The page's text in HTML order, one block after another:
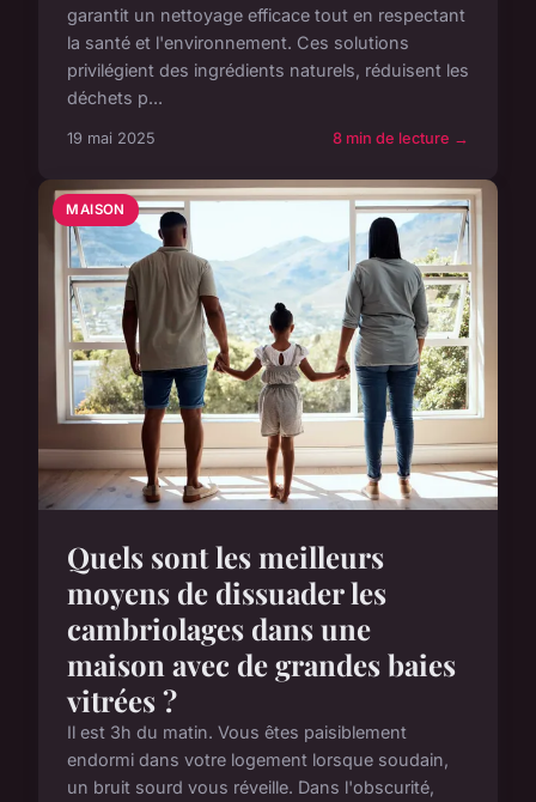
garantit un nettoyage efficace tout en respectant
la santé et l'environnement. Ces solutions
privilégient des ingrédients naturels, réduisent les
déchets p...
19 mai 2025 8 min de lecture →
MAISON
Quels sont les meilleurs
moyens de dissuader les
cambriolages dans une
maison avec de grandes baies
vitrées ?
Il est 3h du matin. Vous êtes paisiblement
endormi dans votre logement lorsque soudain,
un bruit sourd vous réveille. Dans l'obscurité,